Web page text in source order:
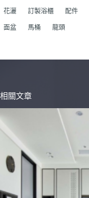
花灑 訂製浴櫃 配件
面盆 馬桶 龍頭
相關文章